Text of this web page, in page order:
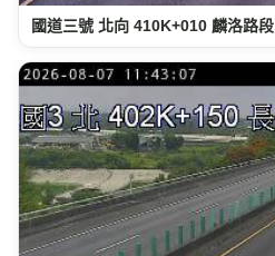
國道三號 北向 410K+010 麟洛路段